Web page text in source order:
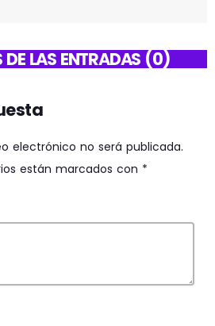
LAS ENTRADAS (0)
electrónico no será publicada.
están marcados con *